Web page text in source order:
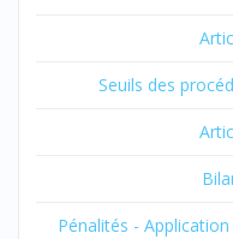
Seuils des
Pénalités -